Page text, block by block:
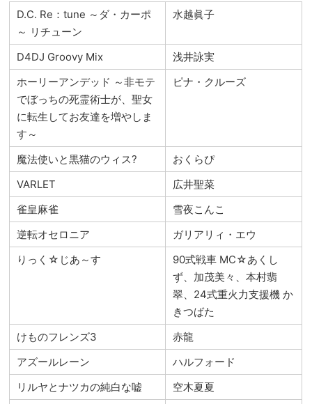
D.C. Re：tune ～ダ・カーポ
～ リチューン
水越眞子
D4DJ Groovy Mix
浅井詠実
ホーリーアンデッド ～非モテ
でぼっちの死霊術士が、聖女
に転生してお友達を増やしま
す～
ピナ・クルーズ
魔法使いと黒猫のウィス?
おくらぴ
VARLET
広井聖菜
雀皇麻雀
雪夜こんこ
逆転オセロニア
ガリアリィ・エウ
りっく☆じあ～す
90式戦車 MC☆あくし
ず、加茂美々、本村翡
翠、24式重火力支援機 か
きつばた
けものフレンズ3
赤龍
アズールレーン
ハルフォード
リルヤとナツカの純白な嘘
空木夏夏